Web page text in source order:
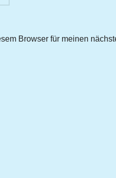
Browser für meinen